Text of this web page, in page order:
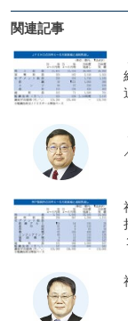
関連記事